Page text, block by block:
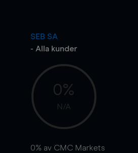
SEB SA
- Alla kunder
0%
N/A
0% av CMC Markets